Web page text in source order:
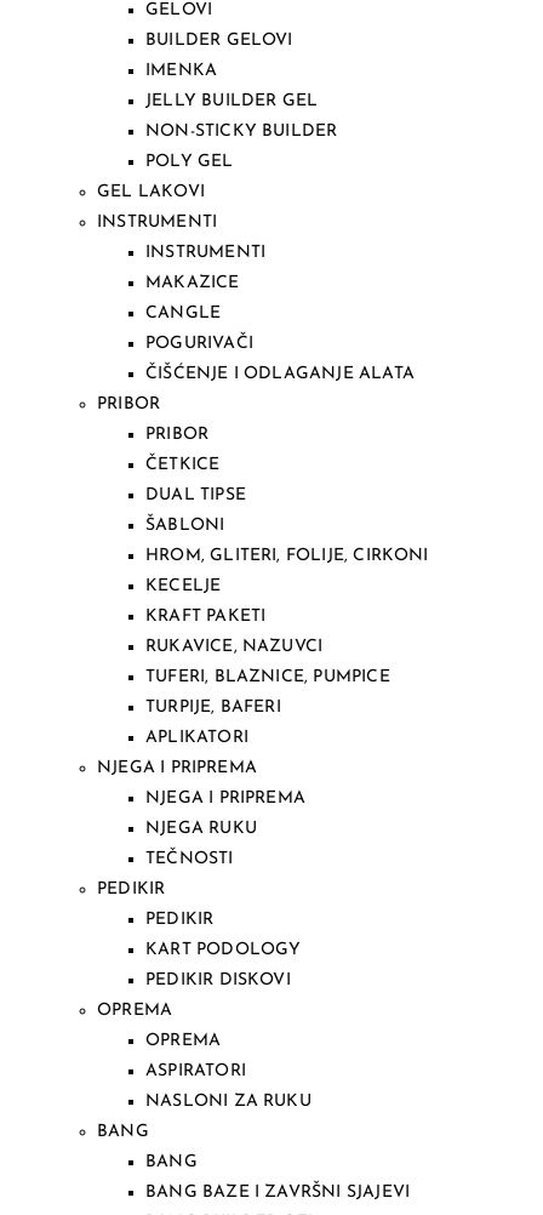
GELOVI
BUILDER GELOVI
IMENKA
JELLY BUILDER GEL
NON-STICKY BUILDER
POLY GEL
GEL LAKOVI
INSTRUMENTI
INSTRUMENTI
MAKAZICE
CANGLE
POGURIVAČI
ČIŠĆENJE I ODLAGANJE ALATA
PRIBOR
PRIBOR
ČETKICE
DUAL TIPSE
ŠABLONI
HROM, GLITERI, FOLIJE, CIRKONI
KECELJE
KRAFT PAKETI
RUKAVICE, NAZUVCI
TUFERI, BLAZNICE, PUMPICE
TURPIJE, BAFERI
APLIKATORI
NJEGA I PRIPREMA
NJEGA I PRIPREMA
NJEGA RUKU
TEČNOSTI
PEDIKIR
PEDIKIR
KART PODOLOGY
PEDIKIR DISKOVI
OPREMA
OPREMA
ASPIRATORI
NASLONI ZA RUKU
BANG
BANG
BANG BAZE I ZAVRŠNI SJAJEVI